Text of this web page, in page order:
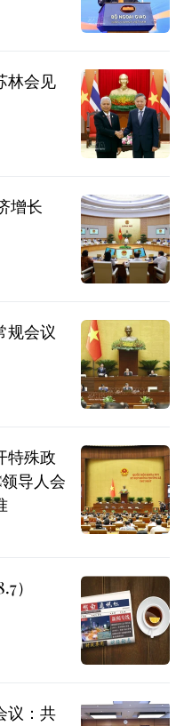
林会见
增长
规会议
特殊政
导人会
）
议：共